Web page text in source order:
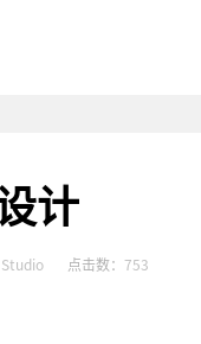
计
点击数：753